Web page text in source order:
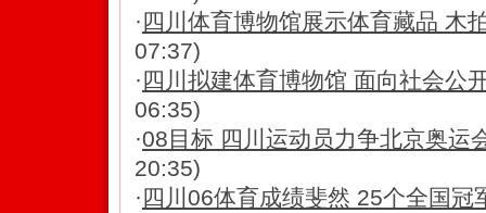
·四川体育博物馆展示体育藏品 木
07:37)
·四川拟建体育博物馆 面向社会公
06:35)
·08目标 四川运动员力争北京奥运
20:35)
·四川06体育成绩斐然 25个全国冠